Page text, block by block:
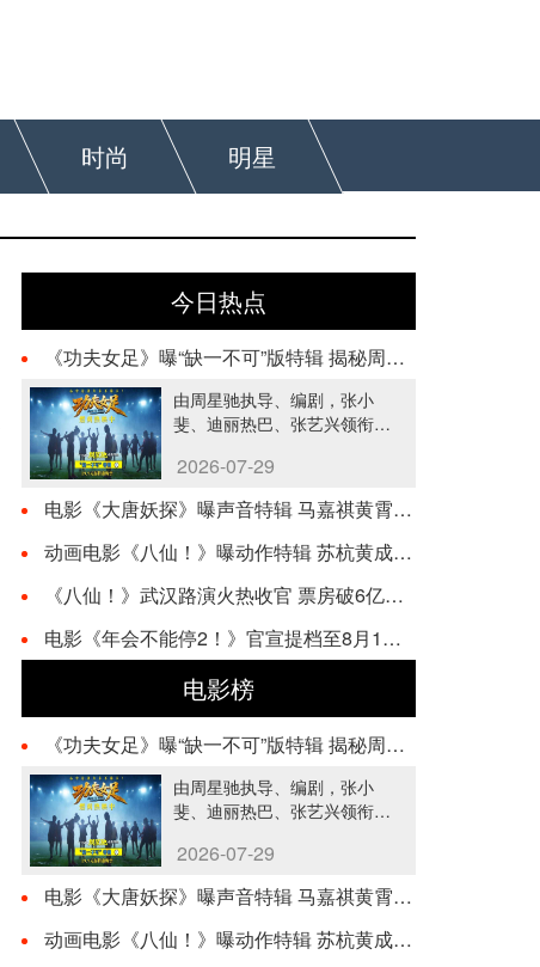
时尚 明星
今日热点
《功夫女足》曝“缺一不可”版特辑 揭秘周星驰新作中的新人力量
由周星驰执导、编剧，张小
斐、迪丽热巴、张艺兴领衔主
演，艾米、雪野、蔡思贝、胡
···…
2026-07-29
电影《大唐妖探》曝声音特辑 马嘉祺黄霄雲唱响少年热血之歌！
动画电影《八仙！》曝动作特辑 苏杭黄成希强强联手铸就超燃打戏
《八仙！》武汉路演火热收官 票房破6亿观众热情高涨
电影《年会不能停2！》官宣提档至8月1日 爆笑狂欢提前加载请接收
电影榜
《功夫女足》曝“缺一不可”版特辑 揭秘周星驰新作中的新人力量
由周星驰执导、编剧，张小
斐、迪丽热巴、张艺兴领衔主
演，艾米、雪野、蔡思贝、胡
···…
2026-07-29
电影《大唐妖探》曝声音特辑 马嘉祺黄霄雲唱响少年热血之歌！
动画电影《八仙！》曝动作特辑 苏杭黄成希强强联手铸就超燃打戏